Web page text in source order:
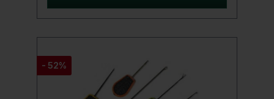
Putty für eine sichere und ausbalancierte
Köderpräsentation und erhöht die
Montagen feinabstimmen oder Vorfächer
sichern, dieses unverzichtbare Endtackle
für Karpfen bietet unübertroffene
Leistung.Rüsten Sie Ihr Angelarsenal mit der
- 52%